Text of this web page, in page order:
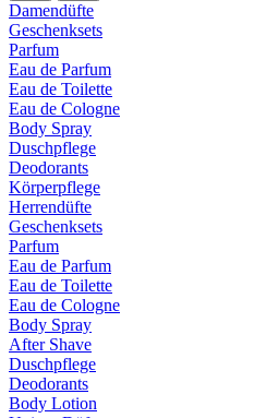
Damendüfte
Geschenksets
Parfum
Eau de Parfum
Eau de Toilette
Eau de Cologne
Body Spray
Duschpflege
Deodorants
Körperpflege
Herrendüfte
Geschenksets
Parfum
Eau de Parfum
Eau de Toilette
Eau de Cologne
Body Spray
After Shave
Duschpflege
Deodorants
Body Lotion